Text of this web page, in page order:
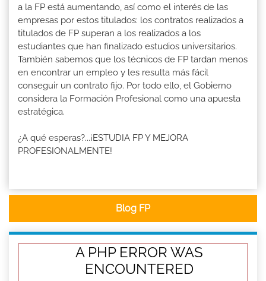
a la FP está aumentando, así como el interés de las
empresas por estos titulados: los contratos realizados a
titulados de FP superan a los realizados a los
estudiantes que han finalizado estudios universitarios.
También sabemos que los técnicos de FP tardan menos
en encontrar un empleo y les resulta más fácil
conseguir un contrato fijo. Por todo ello, el Gobierno
considera la Formación Profesional como una apuesta
estratégica.
¿A qué esperas?...¡ESTUDIA FP Y MEJORA
PROFESIONALMENTE!
Blog FP
A PHP ERROR WAS
ENCOUNTERED